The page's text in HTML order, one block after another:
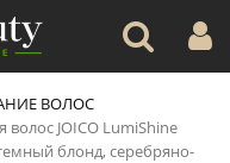
ВОЛОС
JOICO LumiShine
блонд, серебряно-